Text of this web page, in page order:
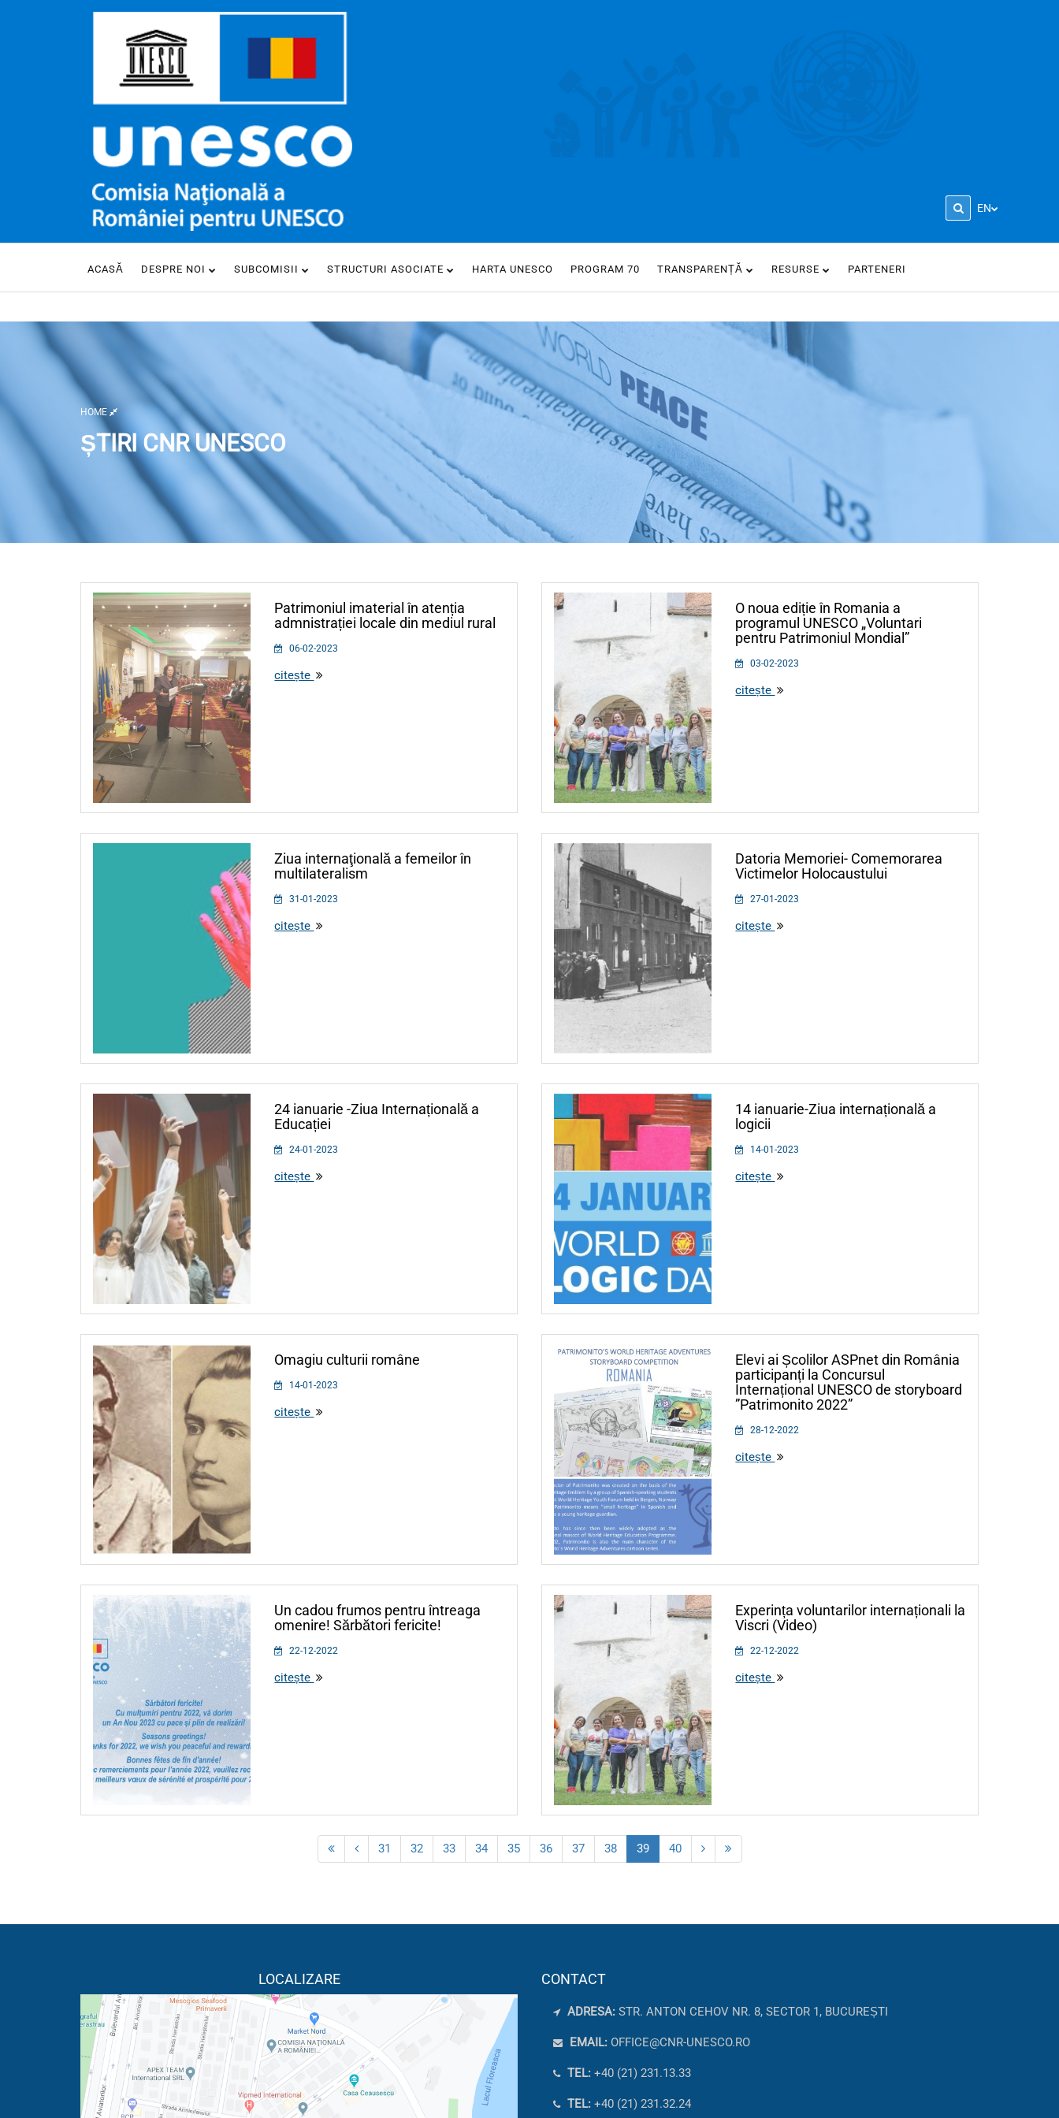
EN
ACASĂ DESPRE NOI SUBCOMISII STRUCTURI ASOCIATE HARTA UNESCO PROGRAM 70 TRANSPARENȚĂ RESURSE PARTENERI
HOME
ȘTIRI CNR UNESCO
Listă activități
Patrimoniul imaterial în atenția
admnistrației locale din mediul rural
06-02-2023
citește
O noua ediție în Romania a
programul UNESCO „Voluntari
pentru Patrimoniul Mondial”
03-02-2023
citește
Ziua internaţională a femeilor în
multilateralism
31-01-2023
citește
Datoria Memoriei- Comemorarea
Victimelor Holocaustului
27-01-2023
citește
24 ianuarie -Ziua Internațională a
Educației
24-01-2023
citește
14 ianuarie-Ziua internațională a
logicii
14-01-2023
citește
Omagiu culturii române
14-01-2023
citește
Elevi ai Școlilor ASPnet din România
participanți la Concursul
Internațional UNESCO de storyboard
”Patrimonito 2022”
28-12-2022
citește
Un cadou frumos pentru întreaga
omenire! Sărbători fericite!
22-12-2022
citește
Experința voluntarilor internaționali la
Viscri (Video)
22-12-2022
citește
31 32 33 34 35 36 37 38 39 40
LOCALIZARE CONTACT
ADRESA: STR. ANTON CEHOV NR. 8, SECTOR 1, BUCUREȘTI
EMAIL: OFFICE@CNR-UNESCO.RO
TEL: +40 (21) 231.13.33
TEL: +40 (21) 231.32.24